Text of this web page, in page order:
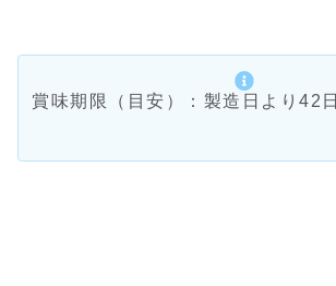
賞味期限（目安）：製造日より42日